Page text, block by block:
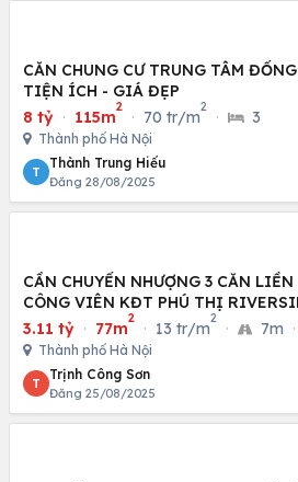
CĂN CHUNG CƯ TRUNG TÂM
TIỆN ÍCH - GIÁ ĐẸP
8 tỷ · 115m
2
· 70 tr/m
2
· 3
Thành phố Hà Nội
T
Thành Trung Hiếu
Đăng 28/08/2025
CẦN CHUYỂN NHƯỢNG 3 CĂN
CÔNG VIÊN KĐT PHÚ THỊ
3.11 tỷ · 77m
2
· 13 tr/m
2
· 7m ·
Thành phố Hà Nội
T
Trịnh Công Sơn
Đăng 25/08/2025